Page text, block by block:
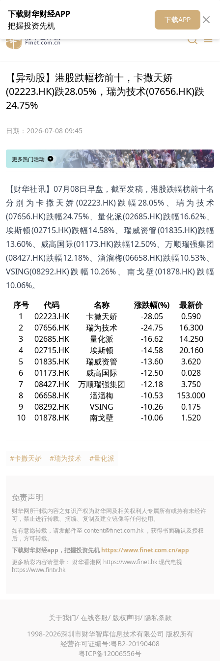
在线客服 关于我们 财华媒体矩阵 财华智库
【异动股】港股跌幅榜前十，卡撒天娇
(02223.HK)跌28.05%，瑞为技术(07656.HK)跌
24.75%
日期： 2026-07-08 09:45
【财华社讯】07月08日早盘，截至发稿，港股跌幅榜前十名
分别为卡撒天娇(02223.HK)跌幅28.05%、瑞为技术
(07656.HK)跌幅24.75%、量化派(02685.HK)跌幅16.62%、
埃斯顿(02715.HK)跌幅14.58%、瑞威资管(01835.HK)跌幅
13.60%、威高国际(01173.HK)跌幅12.50%、万顺瑞强集团
(08427.HK)跌幅12.18%、溜溜梅(06658.HK)跌幅10.53%、
VSING(08292.HK)跌幅10.26%、南戈壁(01878.HK)跌幅
10.06%。
序号
代码 名称 涨跌幅(%)
最新价
1
02223.HK 卡撒天娇 -28.05
0.590
2
07656.HK 瑞为技术 -24.75
16.300
3
02685.HK 量化派 -16.62
14.250
4
02715.HK 埃斯顿 -14.58
20.160
5
01835.HK 瑞威资管 -13.60
3.620
6
01173.HK 威高国际 -12.50
0.028
7
08427.HK 万顺瑞强集团 -12.18
3.750
8
06658.HK 溜溜梅 -10.53
153.000
9
08292.HK VSING -10.26
0.175
10
01878.HK 南戈壁 -10.06 1.520
#卡撒天娇 #瑞为技术 #量化派
免责声明
财华网所刊载内容之知识产权为财华网及相关权利人专属所有或持有未经许
可，禁止进行转载、摘编、复制及建立镜像等任何使用。
如有意愿转载，请发邮件至 content@finet.com.hk ，获得书面确认及授权
后，方可转载。
下载财华财经app，把握投资先机 https://www.finet.com.cn/app
更多精彩内容请登录： 财华香港网 https://www.finet.hk现代电视
https://www.fintv.hk
关于我们/ 在线客服/ 版权声明/ 隐私条款
1998-2026深圳市财华智库信息技术有限公司 版权所有
经营许可证编号:粤B2-20190408
粤ICP备12006556号
下载财华财经APP
把握投资先机
下载APP